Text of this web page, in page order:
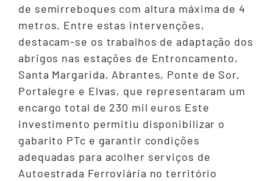
de semirreboques com altura máxima de 4
metros. Entre estas intervenções,
destacam-se os trabalhos de adaptação dos
abrigos nas estações de Entroncamento,
Santa Margarida, Abrantes, Ponte de Sor,
Portalegre e Elvas, que representaram um
encargo total de 230 mil euros Este
investimento permitiu disponibilizar o
gabarito PTc e garantir condições
adequadas para acolher serviços de
Autoestrada Ferroviária no território